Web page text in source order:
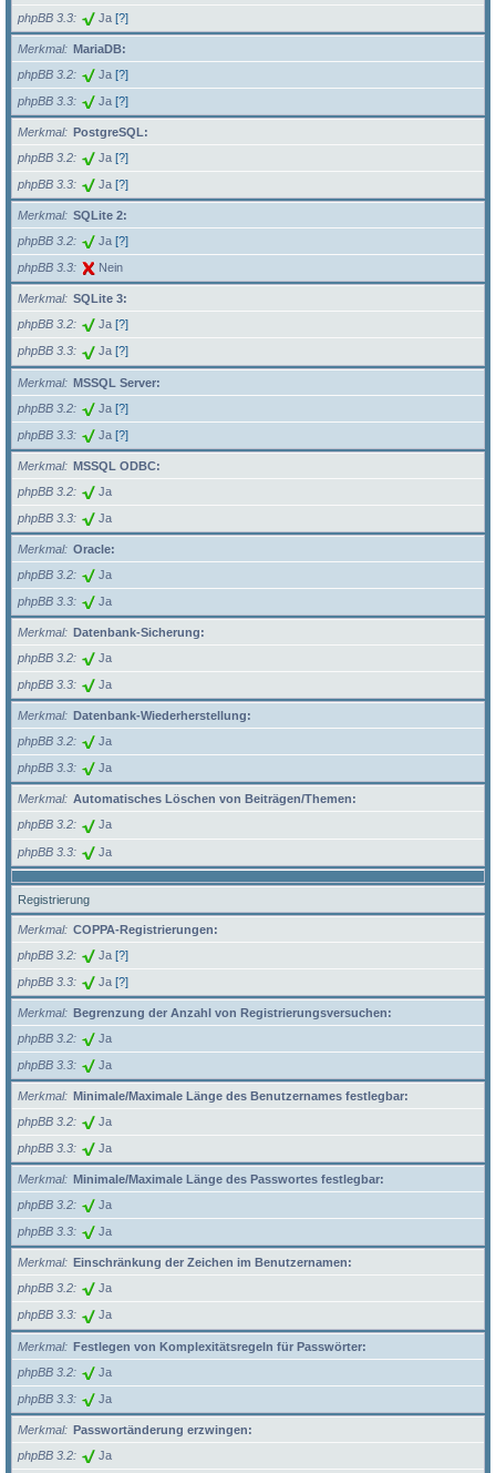
phpBB 3.3 Ja [?]
Merkmal
MariaDB:
phpBB 3.2
Ja [?]
phpBB 3.3 Ja [?]
Merkmal
PostgreSQL:
phpBB 3.2
Ja [?]
phpBB 3.3 Ja [?]
Merkmal
SQLite 2:
phpBB 3.2
Ja [?]
phpBB 3.3 Nein
Merkmal
SQLite 3:
phpBB 3.2
Ja [?]
phpBB 3.3 Ja [?]
Merkmal
MSSQL Server:
phpBB 3.2
Ja [?]
phpBB 3.3 Ja [?]
Merkmal
MSSQL ODBC:
phpBB 3.2
Ja
phpBB 3.3 Ja
Merkmal
Oracle:
phpBB 3.2
Ja
phpBB 3.3 Ja
Merkmal
Datenbank-Sicherung:
phpBB 3.2
Ja
phpBB 3.3 Ja
Merkmal
Datenbank-Wiederherstellung:
phpBB 3.2
Ja
phpBB 3.3 Ja
Merkmal
Automatisches Löschen von Beiträgen/Themen:
phpBB 3.2
Ja
phpBB 3.3 Ja
Registrierung
Merkmal
COPPA-Registrierungen:
phpBB 3.2
Ja [?]
phpBB 3.3 Ja [?]
Merkmal
Begrenzung der Anzahl von Registrierungsversuchen:
phpBB 3.2
Ja
phpBB 3.3 Ja
Merkmal
Minimale/Maximale Länge des Benutzernames festlegbar:
phpBB 3.2
Ja
phpBB 3.3 Ja
Merkmal
Minimale/Maximale Länge des Passwortes festlegbar:
phpBB 3.2
Ja
phpBB 3.3 Ja
Merkmal
Einschränkung der Zeichen im Benutzernamen:
phpBB 3.2
Ja
phpBB 3.3 Ja
Merkmal
Festlegen von Komplexitätsregeln für Passwörter:
phpBB 3.2
Ja
phpBB 3.3 Ja
Merkmal
Passwortänderung erzwingen:
phpBB 3.2
Ja